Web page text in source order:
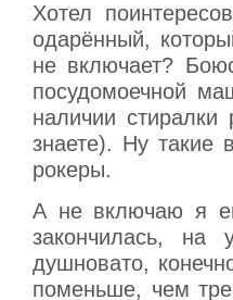
Хотел
одарённый,
не включает?
посудомоечной
наличии
знаете). Ну такие
рокеры.
А не включаю я
закончилась,
душновато,
поменьше, чем